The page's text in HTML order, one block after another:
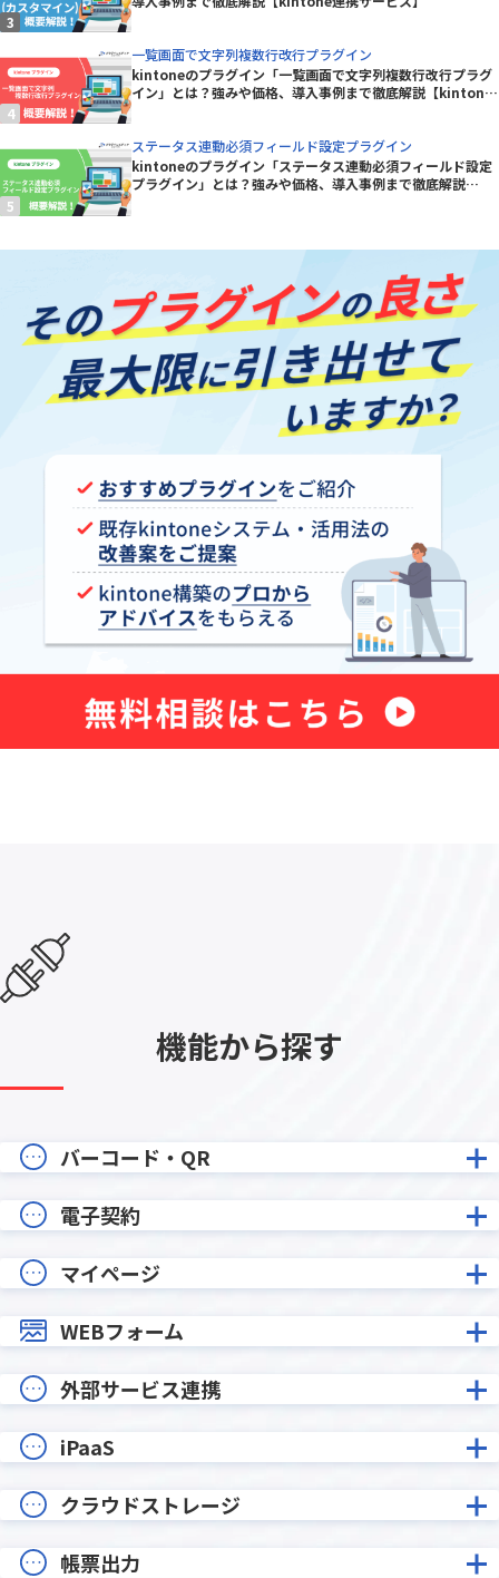
一覧画面で文字列複数行改行プラグイン
kintoneのプラグイン「一覧画面で文字列複数行改行プラグ
イン」とは？強みや価格、導入事例まで徹底解説【kintone
ステータス連動必須フィールド設定プラグイン
kintoneのプラグイン「ステータス連動必須フィールド設定
プラグイン」とは？強みや価格、導入事例まで徹底解説
機能から探す
バーコード・QR
電子契約
マイページ
WEBフォーム
外部サービス連携
iPaaS
クラウドストレージ
帳票出力